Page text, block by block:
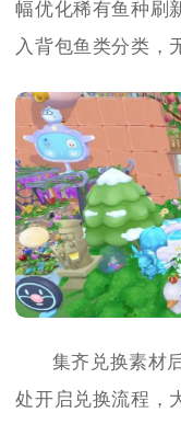
幅优化稀有鱼种刷
入背包鱼类分类，
集齐兑换素材
处开启兑换流程，